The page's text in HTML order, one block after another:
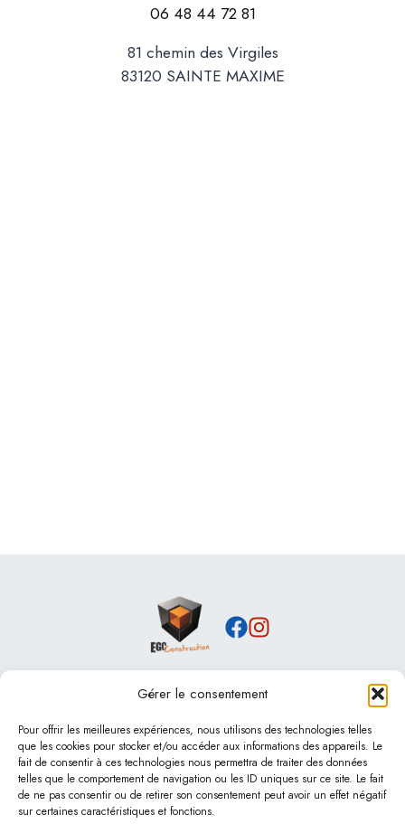
Gérer le consentement
Pour offrir les meilleures expériences, nous utilisons des technologies telles
que les cookies pour stocker et/ou accéder aux informations des appareils. Le
fait de consentir à ces technologies nous permettra de traiter des données
telles que le comportement de navigation ou les ID uniques sur ce site. Le fait
de ne pas consentir ou de retirer son consentement peut avoir un effet négatif
sur certaines caractéristiques et fonctions.
06 48 44 72 81
81 chemin des Virgiles
83120 SAINTE MAXIME
Maçonnerie
Rénovation
Piscines béton
Terrassement & assainissement